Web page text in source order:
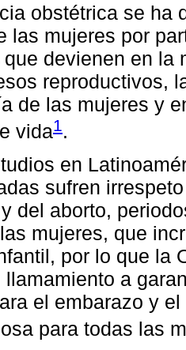
obstétrica se ha
las mujeres por
devienen en la
reproductivos,
de las mujeres y
vida1 .
en
sufren
del aborto,
mujeres, que
por lo que la
llamamiento a
el embarazo y
para todas las